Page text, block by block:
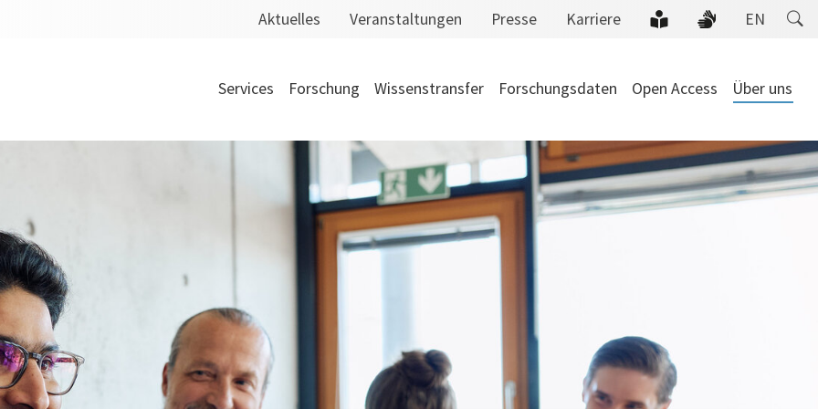
Aktuelles Veranstaltungen Presse Karriere EN
Services Forschung Wissenstransfer Forschungsdaten Open Access Über uns